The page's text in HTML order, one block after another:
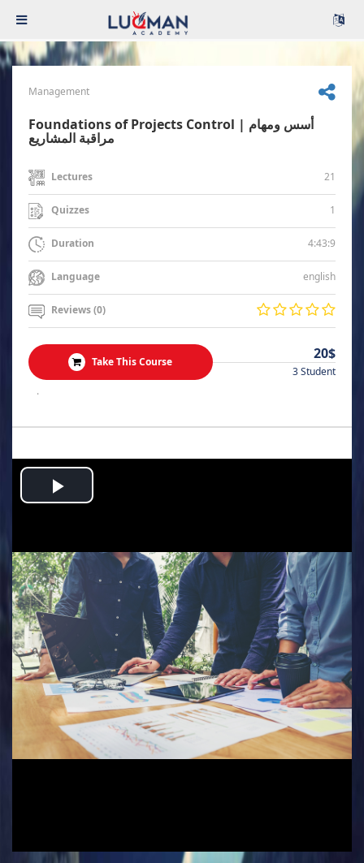
Management
Foundations of Projects Control | أسس ومهام
مراقبة المشاريع
Lectures 21
Quizzes 1
Duration 4:43:9
Language english
Reviews (0)
Take This Course 20$
3 Student
.
Play